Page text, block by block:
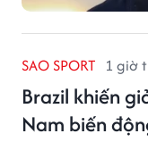
SAO SPORT 1 giờ
Brazil khiến
Nam biến